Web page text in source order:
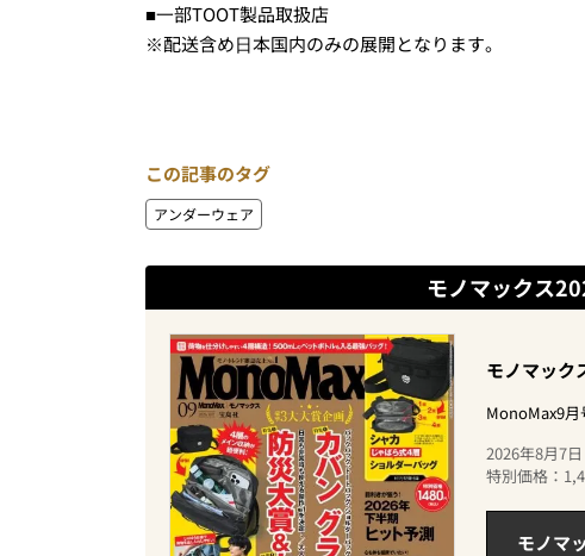
■⼀部TOOT製品取扱店
※配送含め⽇本国内のみの展開となります。
この記事のタグ
アンダーウェア
モノマックス
モノマック
MonoMax9
2026年8月7
特別価格：
モノマ